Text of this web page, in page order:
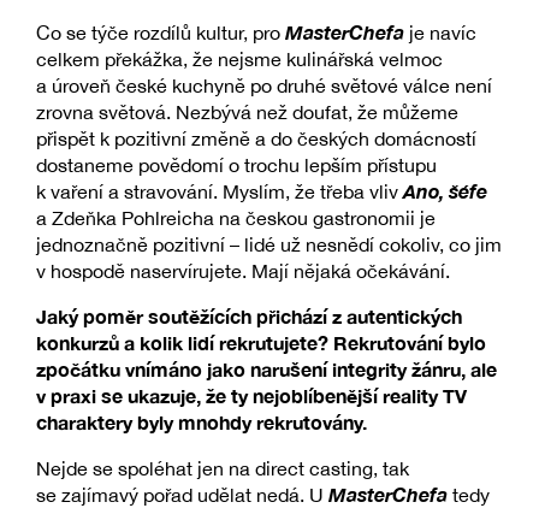
Co se týče rozdílů kultur, pro MasterChefa je navíc
celkem překážka, že nejsme kulinářská velmoc
a úroveň české kuchyně po druhé světové válce není
zrovna světová. Nezbývá než doufat, že můžeme
přispět k pozitivní změně a do českých domácností
dostaneme povědomí o trochu lepším přístupu
k vaření a stravování. Myslím, že třeba vlivAno, šéfe
a Zdeňka Pohlreicha na českou gastronomii je
jednoznačně pozitivní – lidé už nesnědí cokoliv, co jim
v hospodě naservírujete. Mají nějaká očekávání.
Jaký poměr soutěžících přichází z autentických
konkurzů a kolik lidí rekrutujete? Rekrutování bylo
zpočátku vnímáno jako narušení integrity žánru, ale
v praxi se ukazuje, že ty nejoblíbenější reality TV
charaktery byly mnohdy rekrutovány.
Nejde se spoléhat jen na direct casting, tak
se zajímavý pořad udělat nedá. U MasterChefa tedy